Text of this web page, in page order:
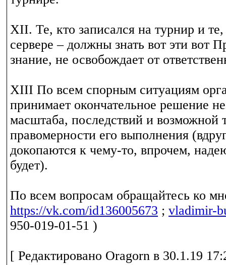
XII. Те, кто записался на турнир и
сервере – должны знать вот эти вот
знание, не освобождает от
XIII По всем спорным ситуациям
принимает окончательное решение
масштаба, последствий и возможной
правомерности его выполнения
докопаются к чему-то, впрочем,
будет).
По всем вопросам обращайтесь ко
https://vk.com/id136005673 ; vladimir-
950-019-01-51 )
[ Редактировано Oragorn в 30.1.19